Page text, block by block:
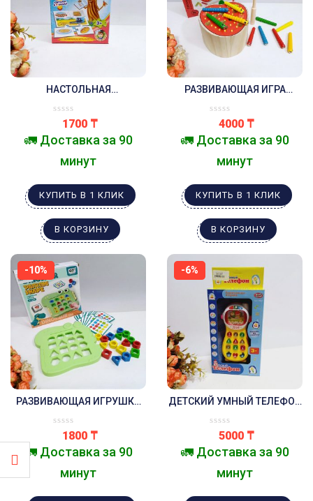
НАСТОЛЬНАЯ
ЧТО? ОТКУДА? ПОЧЕМУ ?
1700 ₸
🚛 Доставка за 90
минут
КУПИТЬ В 1 КЛИК
В КОРЗИНУ
РАЗВИВАЮЩАЯ ИГРА
ПОЙМАЙ ЧЕРВЯЧКА В
КЛУБНИКЕ
4000 ₸
🚛 Доставка за 90
минут
КУПИТЬ В 1 КЛИК
В КОРЗИНУ
-10%
РАЗВИВАЮЩАЯ ИГРУШКА
ГЕОМЕТРИЧЕСКИМИ
ФИГУРАМИ
1800 ₸
🚛 Доставка за 90
минут
-6%
ДЕТСКИЙ УМНЫЙ ТЕЛЕФОН
5000 ₸
🚛 Доставка за 90
минут